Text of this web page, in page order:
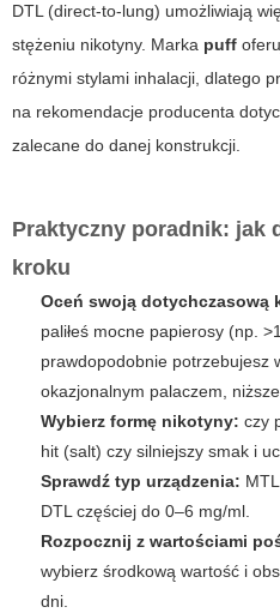
DTL (direct-to-lung) umożliwiają
stężeniu nikotyny. Marka puff
różnymi stylami inhalacji, dlatego
na rekomendacje producenta
zalecane do danej konstrukcji.
Praktyczny poradnik: jak
kroku
Oceń swoją dotychczasową
paliłeś mocne papierosy (np.
prawdopodobnie potrzebujesz
okazjonalnym palaczem,
Wybierz formę nikotyny: czy
hit (salt) czy silniejszy smak i
Sprawdź typ urządzenia:
DTL częściej do 0–6 mg/ml.
Rozpocznij z wartościami
wybierz środkową wartość i
dni.